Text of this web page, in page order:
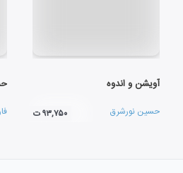
آویشن و اندوه
حسین نورشرق ۹۳,۷۵۰ ت